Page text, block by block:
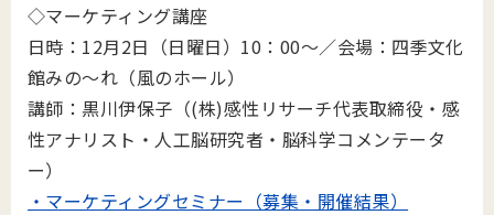
◇マーケティング講座
日時：12月2日（日曜日）10：00～／会場：四季文化
館みの～れ（風のホール）
講師：黒川伊保子（(株)感性リサーチ代表取締役・感
性アナリスト・ 人工脳研究者・脳科学コメンテータ
ー）
・マーケティングセミナー（募集・開催結果）